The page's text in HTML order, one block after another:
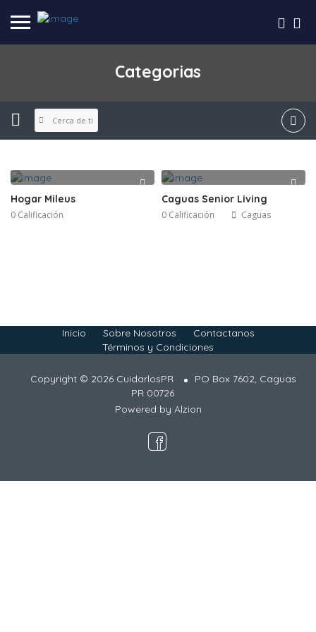
Categorias
Cerca de ti
Hogar Mileus
0 Calificación
Caguas Senior Living
0 Calificación Caguas
Inicio Sobre Nosotros
Contactanos
Términos y Condiciones
Copyright © 2026 CuidarlosPR
PO Box 7602, Caguas
PR 00726
Powered by Alzion